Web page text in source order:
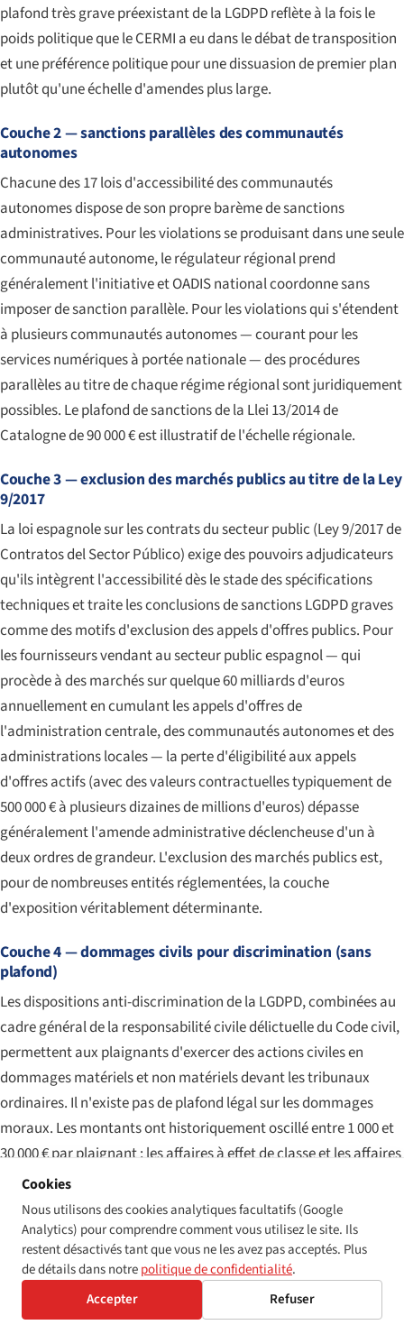
plafond très grave préexistant de la LGDPD reflète à la fois le
poids politique que le CERMI a eu dans le débat de transposition
et une préférence politique pour une dissuasion de premier plan
plutôt qu'une échelle d'amendes plus large.
Couche 2 — sanctions parallèles des communautés
autonomes
Chacune des 17 lois d'accessibilité des communautés
autonomes dispose de son propre barème de sanctions
administratives. Pour les violations se produisant dans une seule
communauté autonome, le régulateur régional prend
généralement l'initiative et OADIS national coordonne sans
imposer de sanction parallèle. Pour les violations qui s'étendent
à plusieurs communautés autonomes — courant pour les
services numériques à portée nationale — des procédures
parallèles au titre de chaque régime régional sont juridiquement
possibles. Le plafond de sanctions de la Llei 13/2014 de
Catalogne de 90 000 € est illustratif de l'échelle régionale.
Couche 3 — exclusion des marchés publics au titre de la Ley
9/2017
La loi espagnole sur les contrats du secteur public (Ley 9/2017 de
Contratos del Sector Público) exige des pouvoirs adjudicateurs
qu'ils intègrent l'accessibilité dès le stade des spécifications
techniques et traite les conclusions de sanctions LGDPD graves
comme des motifs d'exclusion des appels d'offres publics. Pour
les fournisseurs vendant au secteur public espagnol — qui
procède à des marchés sur quelque 60 milliards d'euros
annuellement en cumulant les appels d'offres de
l'administration centrale, des communautés autonomes et des
administrations locales — la perte d'éligibilité aux appels
d'offres actifs (avec des valeurs contractuelles typiquement de
500 000 € à plusieurs dizaines de millions d'euros) dépasse
généralement l'amende administrative déclencheuse d'un à
deux ordres de grandeur. L'exclusion des marchés publics est,
pour de nombreuses entités réglementées, la couche
d'exposition véritablement déterminante.
Couche 4 — dommages civils pour discrimination (sans
plafond)
Les dispositions anti-discrimination de la LGDPD, combinées au
cadre général de la responsabilité civile délictuelle du Code civil,
permettent aux plaignants d'exercer des actions civiles en
dommages matériels et non matériels devant les tribunaux
ordinaires. Il n'existe pas de plafond légal sur les dommages
moraux. Les montants ont historiquement oscillé entre 1 000 et
30 000 € par plaignant ; les affaires à effet de classe et les affaires
impliquant des plaignants particulièrement vulnérables ont
atteint des chiffres substantiellement plus élevés. La
jurisprudence récente du Tribunal Supremo a progressivement
reconnu les défaillances d'accessibilité web comme une
discrimination actionnable — le plus visiblement dans des
affaires contre des grandes banques de détail espagnoles sur
Cookies
Nous utilisons des cookies analytiques facultatifs (Google
Analytics) pour comprendre comment vous utilisez le site. Ils
restent désactivés tant que vous ne les avez pas acceptés. Plus
de détails dans notrepolitique de confidentialité.
Accepter
Refuser